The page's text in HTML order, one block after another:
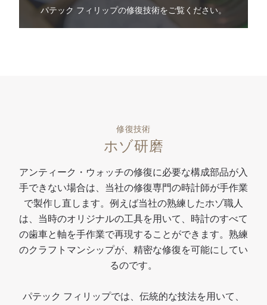
パテック フィリップの修復技術をご覧ください。
修復技術
ホゾ研磨
アンティーク・ウォッチの修復に必要な構成部品が入
手できない場合は、当社の修復専門の時計師が手作業
で製作し直します。例えば当社の熟練したホゾ職人
は、当時のオリジナルの工具を用いて、時計のすべて
の歯車と軸を手作業で再現することができます。熟練
のクラフトマンシップが、精密な修復を可能にしてい
るのです。
パテック フィリップでは、伝統的な技法を用いて、